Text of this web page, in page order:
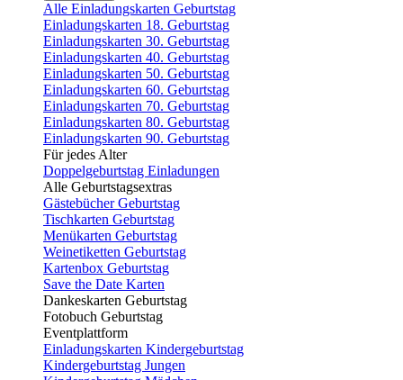
Alle Einladungskarten Geburtstag
Einladungskarten 18. Geburtstag
Einladungskarten 30. Geburtstag
Einladungskarten 40. Geburtstag
Einladungskarten 50. Geburtstag
Einladungskarten 60. Geburtstag
Einladungskarten 70. Geburtstag
Einladungskarten 80. Geburtstag
Einladungskarten 90. Geburtstag
Für jedes Alter
Doppelgeburtstag Einladungen
Alle Geburtstagsextras
Gästebücher Geburtstag
Tischkarten Geburtstag
Menükarten Geburtstag
Weinetiketten Geburtstag
Kartenbox Geburtstag
Save the Date Karten
Dankeskarten Geburtstag
Fotobuch Geburtstag
Eventplattform
Einladungskarten Kindergeburtstag
Kindergeburtstag Jungen